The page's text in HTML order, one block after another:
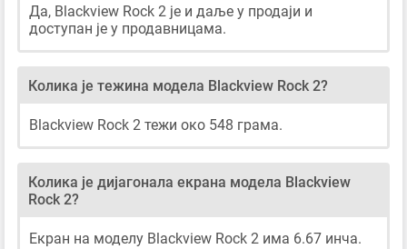
Да, Blackview Rock 2 је и даље у продаји и
доступан је у продавницама.
Колика је тежина модела Blackview Rock 2?
Blackview Rock 2 тежи око 548 грама.
Колика је дијагонала екрана модела Blackview
Rock 2?
Екран на моделу Blackview Rock 2 има 6.67 инча.